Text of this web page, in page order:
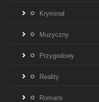
Kryminał
Muzyczny
Przygodowy
Reality
Romans